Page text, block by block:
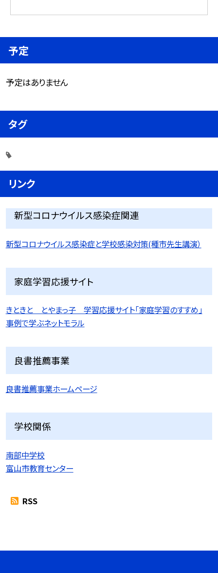
予定
予定はありません
タグ
リンク
新型コロナウイルス感染症関連
新型コロナウイルス感染症と学校感染対策(種市先生講演）
家庭学習応援サイト
きときと とやまっ子 学習応援サイト「家庭学習のすすめ」
事例で学ぶネットモラル
良書推薦事業
良書推薦事業ホームページ
学校関係
南部中学校
富山市教育センター
RSS